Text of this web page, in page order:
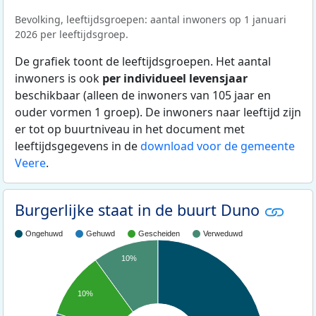
Bevolking, leeftijdsgroepen: aantal inwoners op 1 januari
2026 per leeftijdsgroep.
De grafiek toont de leeftijdsgroepen. Het aantal
inwoners is ook per individueel levensjaar
beschikbaar (alleen de inwoners van 105 jaar en
ouder vormen 1 groep). De inwoners naar leeftijd zijn
er tot op buurtniveau in het document met
leeftijdsgegevens in dedownload voor de gemeente
Veere.
Burgerlijke staat in de buurt Duno
Ongehuwd Gehuwd Gescheiden Verweduwd
10%
10%